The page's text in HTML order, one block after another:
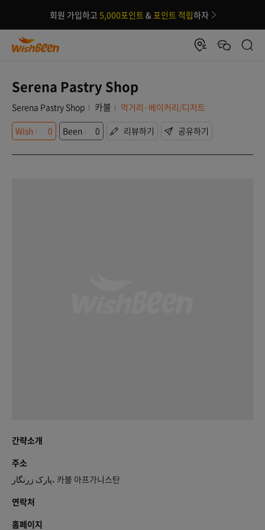
회원 가입하고 5,000포인트 &포인트 적립하자
Serena Pastry Shop
Serena Pastry Shop 카불
먹거리·베이커리/디저트
Wish
0 Been 0 리뷰하기 공유하기
간략소개
주소
پارک زرنگار، 카불 아프가니스탄
연락처
홈페이지